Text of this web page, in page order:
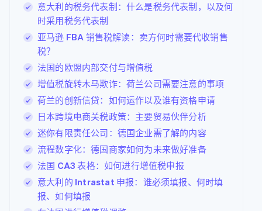
意大利的税务代表制：什么是税务代表制，以及何
时采用税务代表制
亚马逊 FBA 销售税解读：卖方何时需要代收销售
税？
法国的欧盟内部交付与增值税
增值税旋转木马欺诈：荷兰公司需要注意的事项
荷兰的创新信贷：如何运作以及谁有资格申请
日本跨境电商关税政策：主要贸易伙伴分析
迷你有限责任公司：德国企业需了解的内容
流程数字化：德国商家如何为未来做好准备
法国 CA3 表格：如何进行增值税申报
意大利的 Intrastat 申报：谁必须填报、何时填
报、如何填报